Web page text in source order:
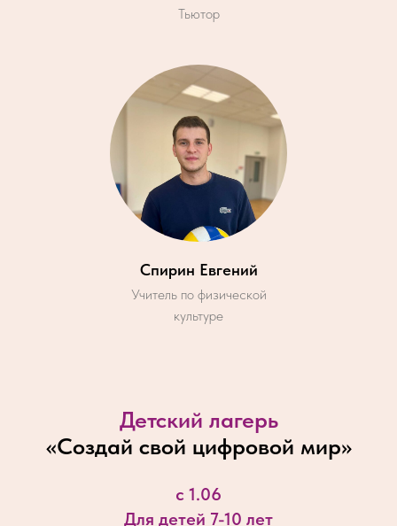
Тьютор
Спирин Евгений
Учитель по физической
культуре
Детский лагерь
«Создай свой цифровой мир»
с 1.06
Для детей 7-10 лет